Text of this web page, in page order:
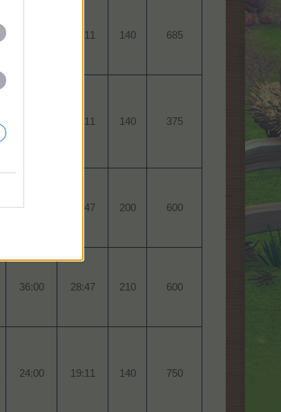
19:11​ 140​ 685​
19:11​ 140​ 375​
36:00​ 28:47​ 200​ 600​
36:00​ 28:47​ 210​ 600​
24:00​ 19:11​ 140​ 750​